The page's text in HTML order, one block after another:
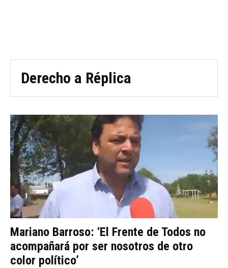
Derecho a Réplica
Mariano Barroso: ‘El Frente de Todos no
acompañará por ser nosotros de otro
color político’